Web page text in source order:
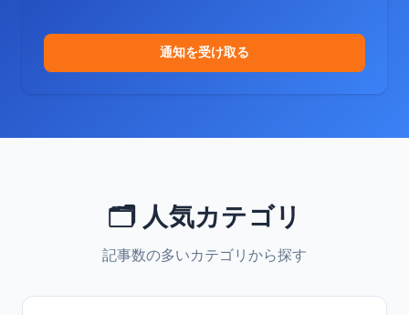
通知を受け取る
🗂️ 人気カテゴリ
記事数の多いカテゴリから探す